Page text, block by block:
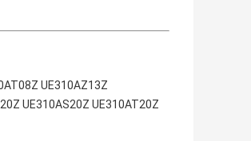
UE310AZ13Z
UE310AS20Z UE310AT20Z